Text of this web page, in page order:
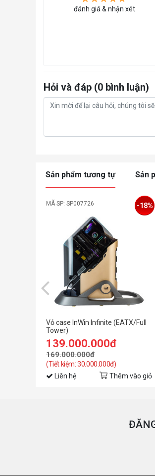
đánh giá & nhận xét
Hỏi và đáp (0 bình luận)
Sản phẩm tương tự Sản
MÃ SP: SP007726
Vỏ case InWin Infinite (EATX/Full
Tower)
139.000.000đ
169.000.000đ
(Tiết kiệm: 30.000.000đ)
-18%
Liên hệ Thêm vào giỏ